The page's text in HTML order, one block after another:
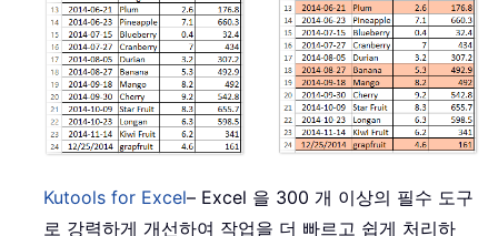
Kutools for Excel– Excel 을 300 개 이상의 필수 도구
로 강력하게 개선하여 작업을 더 빠르고 쉽게 처리하